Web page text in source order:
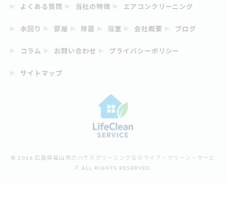
よくある質問 当社の特徴 エアコンクリーニング
水回り 部屋 除菌 浴室 会社概要 ブログ
コラム お問い合わせ プライバシーポリシー
サイトマップ
© 2026 広島県福山市のハウスクリーニングならライフ・クリーン・サービ
ス ALL RIGHTS RESERVED.